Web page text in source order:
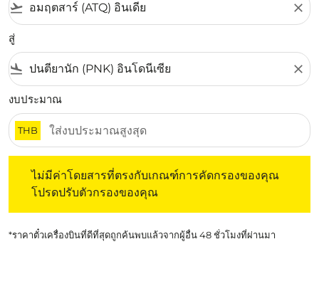
flight_takeoff close
สู่
flight_land close
งบประมาณ
THB
ไม่มีค่าโดยสารที่ตรงกับเกณฑ์การคัดกรองของคุณ
โปรดปรับตัวกรองของคุณ
*ราคาตั๋วเครื่องบินที่ดีที่สุดถูกค้นพบแล้วจากผู้อื่น 48 ชั่วโมงที่ผ่านมา